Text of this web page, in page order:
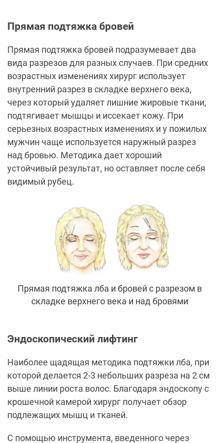
Прямая подтяжка бровей
Прямая подтяжка бровей подразумевает два
вида разрезов для разных случаев. При средних
возрастных изменениях хирург использует
внутренний разрез в складке верхнего века,
через который удаляет лишние жировые ткани,
подтягивает мышцы и иссекает кожу. При
серьезных возрастных изменениях и у пожилых
мужчин чаще используется наружный разрез
над бровью. Методика дает хороший
устойчивый результат, но оставляет после себя
видимый рубец.
Прямая подтяжка лба и бровей с разрезом в
складке верхнего века и над бровями
Эндоскопический лифтинг
Наиболее щадящая методика подтяжки лба, при
которой делается 2-3 небольших разреза на 2 см
выше линии роста волос. Благодаря эндоскопу с
крошечной камерой хирург получает обзор
подлежащих мышц и тканей.
С помощью инструмента, введенного через